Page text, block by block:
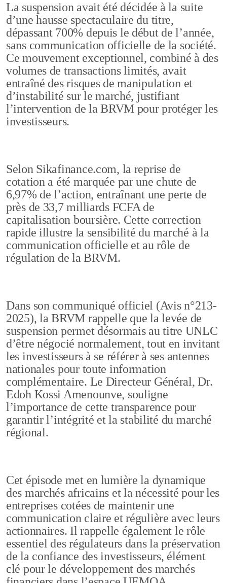
La suspension avait été décidée à la suite
d’une hausse spectaculaire du titre,
dépassant 700% depuis le début de l’année,
sans communication officielle de la société.
Ce mouvement exceptionnel, combiné à des
volumes de transactions limités, avait
entraîné des risques de manipulation et
d’instabilité sur le marché, justifiant
l’intervention de la BRVM pour protéger les
investisseurs.
Selon Sikafinance.com, la reprise de
cotation a été marquée par une chute de
6,97% de l’action, entraînant une perte de
près de 33,7 milliards FCFA de
capitalisation boursière. Cette correction
rapide illustre la sensibilité du marché à la
communication officielle et au rôle de
régulation de la BRVM.
Dans son communiqué officiel (Avis n°213-
2025), la BRVM rappelle que la levée de
suspension permet désormais au titre UNLC
d’être négocié normalement, tout en invitant
les investisseurs à se référer à ses antennes
nationales pour toute information
complémentaire. Le Directeur Général, Dr.
Edoh Kossi Amenounve, souligne
l’importance de cette transparence pour
garantir l’intégrité et la stabilité du marché
régional.
Cet épisode met en lumière la dynamique
des marchés africains et la nécessité pour les
entreprises cotées de maintenir une
communication claire et régulière avec leurs
actionnaires. Il rappelle également le rôle
essentiel des régulateurs dans la préservation
de la confiance des investisseurs, élément
clé pour le développement des marchés